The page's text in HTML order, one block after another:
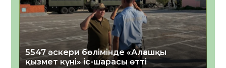
5547 әскери бөлімінде «Алғашқы
қызмет күні» іс-шарасы өтті